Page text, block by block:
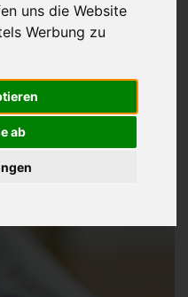
uns die Website
Werbung zu
ab
Vollbremsung